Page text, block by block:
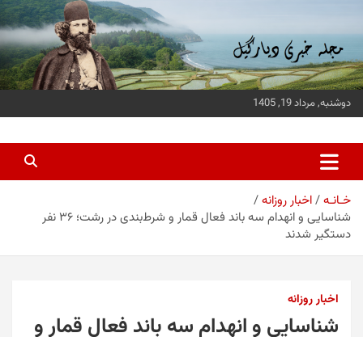
بروید
دوشنبه, مرداد 19, 1405
پایگاه خبری دیارگیل
جدیدترین اخبار استان گیلان
خـانـه
اخبار روزانه
شناسایی و انهدام سه باند فعال قمار و شرط‌بندی در رشت؛ ۳۶ نفر
دستگیر شدند
اخبار روزانه
شناسایی و انهدام سه باند فعال قمار و